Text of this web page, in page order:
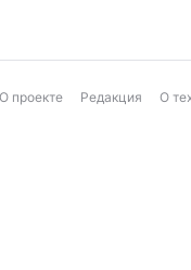
О проекте Редакция О